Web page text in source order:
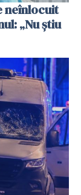
neînlocuit
„Nu știu